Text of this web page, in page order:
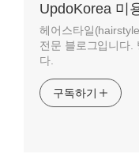
UpdoKorea 미
헤어스타일
전문 블로그입니다.
다.
구독하기